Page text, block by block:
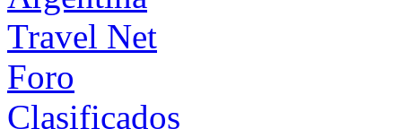
Foro
Clasificados